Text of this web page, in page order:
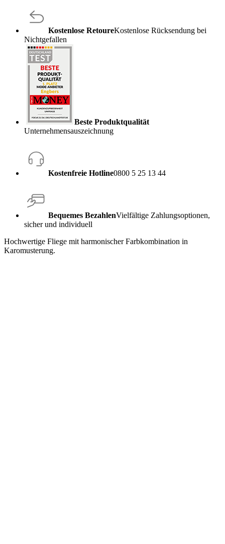
Kostenlose RetoureKostenlose Rücksendung bei
Nichtgefallen
Beste Produktqualität
Unternehmensauszeichnung
Kostenfreie Hotline0800 5 25 13 44
Bequemes BezahlenVielfältige Zahlungsoptionen,
sicher und individuell
Hochwertige Fliege mit harmonischer Farbkombination in
Karomusterung.